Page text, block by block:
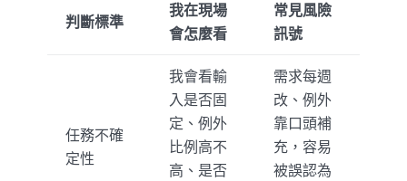
判斷標準
我在現場
會怎麼看
常見風險
訊號
任務不確
定性
我會看輸
入是否固
定、例外
比例高不
高、是否
需求每週
改、例外
靠口頭補
充，容易
被誤認為